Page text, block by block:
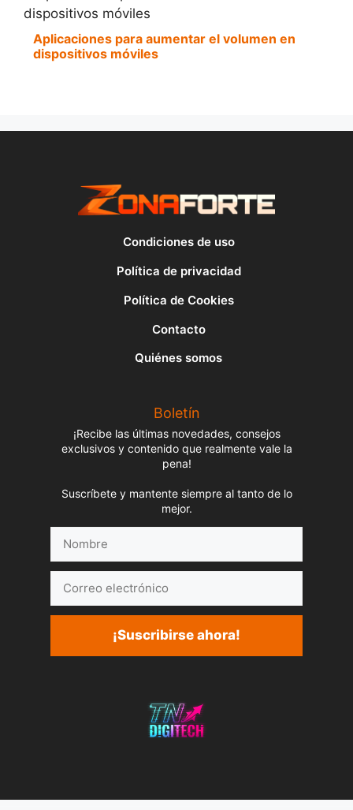
Aplicaciones para aumentar el volumen en
dispositivos móviles
Condiciones de uso
Política de privacidad
Política de Cookies
Contacto
Quiénes somos
Boletín
¡Recibe las últimas novedades, consejos
exclusivos y contenido que realmente vale la
pena!
Suscríbete y mantente siempre al tanto de lo
mejor.
electrónico
¡Suscribirse ahora!